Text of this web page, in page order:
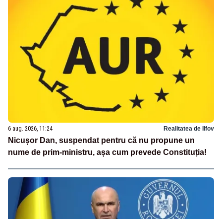
6 aug. 2026, 11:24 Realitatea de Ilfov
Nicușor Dan, suspendat pentru că nu propune un
nume de prim-ministru, așa cum prevede Constituția!